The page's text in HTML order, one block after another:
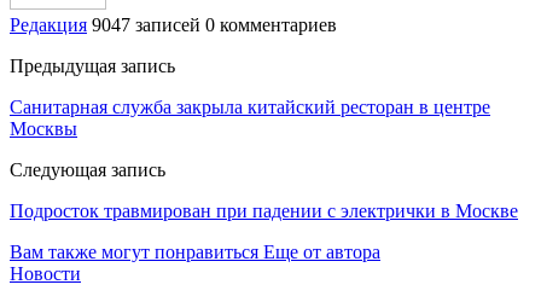
Редакция 9047 записей 0 комментариев
Предыдущая запись
Санитарная служба закрыла китайский ресторан в центре
Москвы
Следующая запись
Подросток травмирован при падении с электрички в Москве
Вам также могут понравиться Еще от автора
Новости